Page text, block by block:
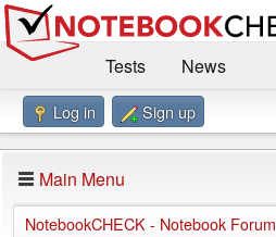
Tests
News
Benchmarks / Technik
Forum
Impressum
Log in Sign up
Main Menu
NotebookCHECK - Notebook Forum